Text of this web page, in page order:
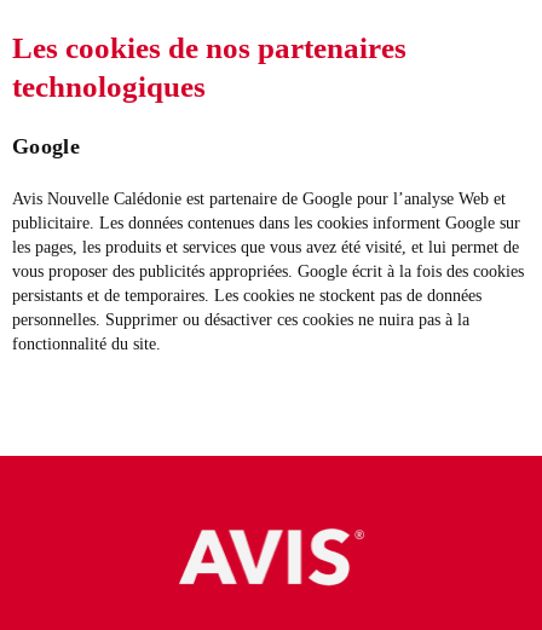
Les cookies de nos partenaires
technologiques
Google
Avis Nouvelle Calédonie est partenaire de Google pour l’analyse Web et
publicitaire. Les données contenues dans les cookies informent Google sur
les pages, les produits et services que vous avez été visité, et lui permet de
vous proposer des publicités appropriées. Google écrit à la fois des cookies
persistants et de temporaires. Les cookies ne stockent pas de données
personnelles. Supprimer ou désactiver ces cookies ne nuira pas à la
fonctionnalité du site.